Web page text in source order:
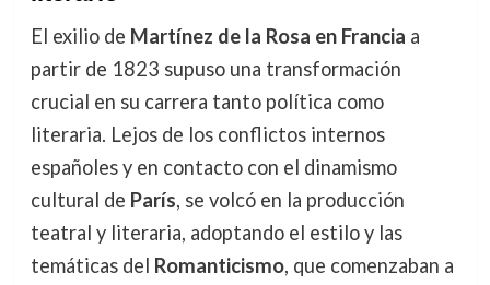
El exilio de Martínez de la Rosa en Francia a
partir de 1823 supuso una transformación
crucial en su carrera tanto política como
literaria. Lejos de los conflictos internos
españoles y en contacto con el dinamismo
cultural de París, se volcó en la producción
teatral y literaria, adoptando el estilo y las
temáticas del Romanticismo, que comenzaban a